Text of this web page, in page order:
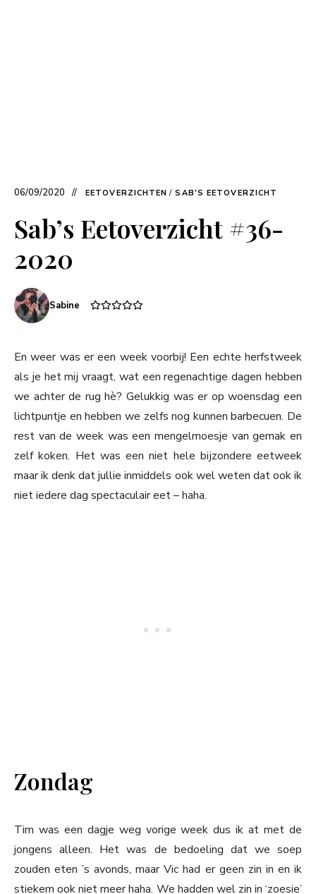
06/09/2020 EETOVERZICHTEN / SAB'S EETOVERZICHT
Sab’s Eetoverzicht #36-
2020
Sabine
En weer was er een week voorbij! Een echte herfstweek
als je het mij vraagt, wat een regenachtige dagen hebben
we achter de rug hè? Gelukkig was er op woensdag een
lichtpuntje en hebben we zelfs nog kunnen barbecuen. De
rest van de week was een mengelmoesje van gemak en
zelf koken. Het was een niet hele bijzondere eetweek
maar ik denk dat jullie inmiddels ook wel weten dat ook ik
niet iedere dag spectaculair eet – haha.
Zondag
Tim was een dagje weg vorige week dus ik at met de
jongens alleen. Het was de bedoeling dat we soep
zouden eten ’s avonds, maar Vic had er geen zin in en ik
stiekem ook niet meer haha. We hadden wel zin in ‘zoesie’